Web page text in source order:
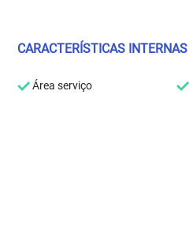
CARACTERÍSTICAS INTERNAS
Área serviço